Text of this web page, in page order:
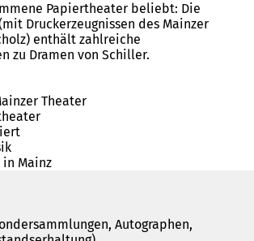
Papiertheater beliebt: Die
Druckerzeugnissen des Mainzer
enthält zahlreiche
zu Dramen von Schiller.
Theater
Mainz
Autographen,